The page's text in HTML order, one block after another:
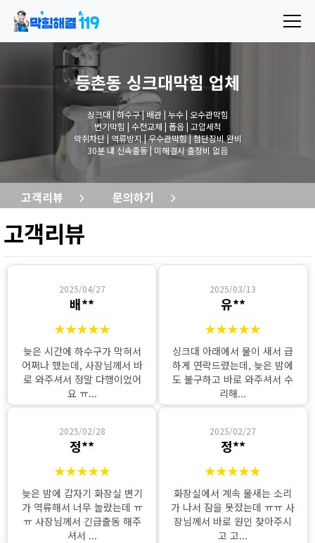
등촌동 싱크대막힘 업체
싱크대 | 하수구 | 배관 | 누수 | 오수관막힘
변기막힘 | 수전교체 | 폽옵 | 고압세척
악취차단 | 역류방지 | 우수관막힘 | 첨단장비 완비
30분 내 신속출동 | 미해결시 출장비 없음
고객리뷰 문의하기
고객리뷰
2025/04/27
배**
★★★★★
늦은 시간에 하수구가 막혀서
어쩌나 했는데, 사장님께서 바
로 와주셔서 정말 다행이었어
요 ㅠ...
2025/03/13
유**
★★★★★
싱크대 아래에서 물이 새서 급
하게 연락드렸는데, 늦은 밤에
도 불구하고 바로 와주셔서 수
리해...
2025/02/28
정**
★★★★★
늦은 밤에 갑자기 화장실 변기
가 역류해서 너무 놀랐는데 ㅠ
ㅠ 사장님께서 긴급출동 해주
셔서 ...
2025/02/27
정**
★★★★★
화장실에서 계속 물새는 소리
가 나서 잠을 못잤는데 ㅠㅠ 사
장님께서 바로 원인 찾아주시
고 고...